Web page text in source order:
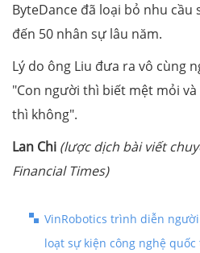
ByteDance đã loại bỏ nhu cầu
đến 50 nhân sự lâu năm.
Lý do ông Liu đưa ra vô cùng
"Con người thì biết mệt mỏi và
thì không".
Lan Chi (lược dịch bài viết
Financial Times)
VinRobotics trình diễn
loạt sự kiện công nghệ quốc